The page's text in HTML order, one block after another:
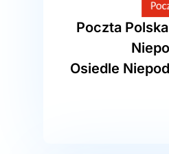
Poczta
Osiedle